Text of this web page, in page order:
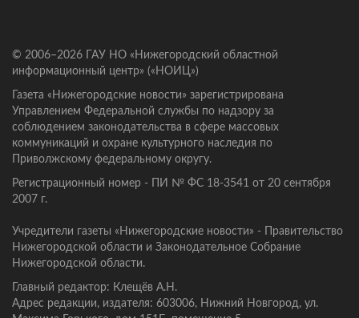
© 2006–2026 ГАУ НО «Нижегородский областной
информационный центр» («НОИЦ»)
Газета «Нижегородские новости» зарегистрирована
Управлением Федеральной службы по надзору за
соблюдением законодательства в сфере массовых
коммуникаций и охране культурного наследия по
Приволжскому федеральному округу.
Регистрационный номер - ПИ № ФС 18-3541 от 20 сентября
2007 г.
Учредители газеты «Нижегородские новости» - Правительство
Нижегородской области и Законодательное Собрание
Нижегородской области.
Главный редактор: Клещёв А.Н.
Адрес редакции, издателя: 603006, Нижний Новгород, ул.